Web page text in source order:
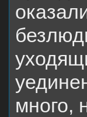
много,